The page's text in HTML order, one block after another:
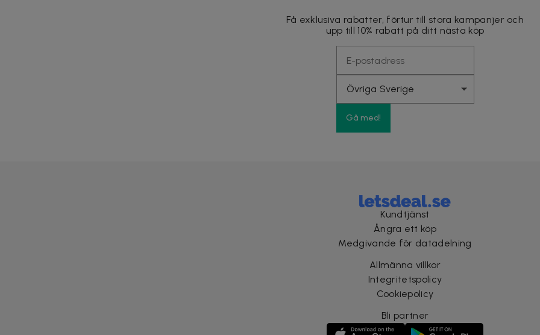
Få exklusiva rabatter, förtur till stora kampanjer och
upp till 10% rabatt på ditt nästa köp
Gå med!
Kundtjänst
Ångra ett köp
Medgivande för datadelning
Allmänna villkor
Integritetspolicy
Cookiepolicy
Bli partner